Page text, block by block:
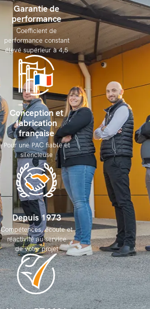
Garantie de
performance
Coefficient de
performance constant
élevé supérieur à 4,5
Conception et
fabrication
française
Pour une PAC fiable et
silencieuse
Depuis 1973
Compétences, écoute et
réactivité au service
de votre projet